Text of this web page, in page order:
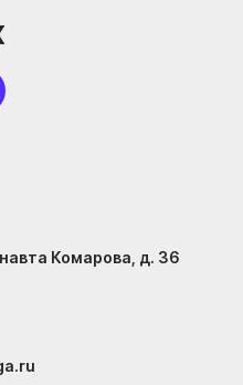
Комарова, д. 36